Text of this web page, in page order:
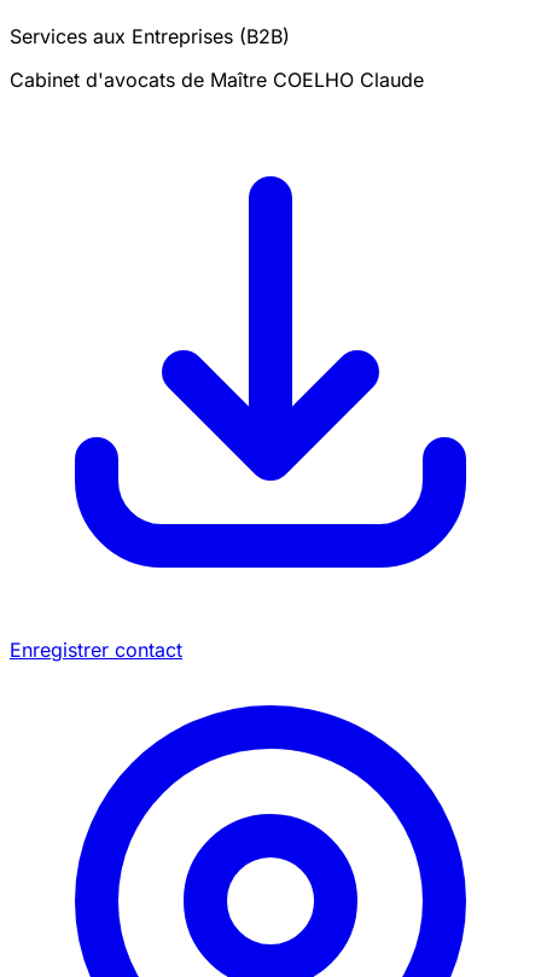
Services aux Entreprises (B2B)
Cabinet d'avocats de Maître COELHO Claude
Enregistrer contact